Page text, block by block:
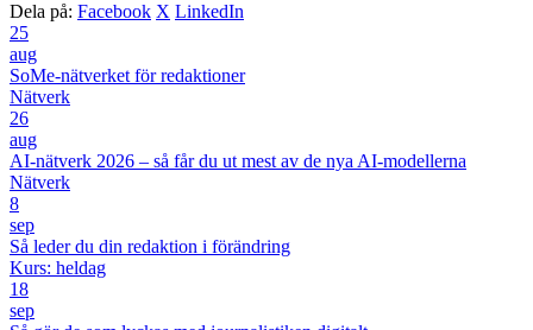
Dela på: Facebook X LinkedIn
25
aug
SoMe-nätverket för redaktioner
Nätverk
26
aug
AI-nätverk 2026 – så får du ut mest av de nya AI-modellerna
Nätverk
8
sep
Så leder du din redaktion i förändring
Kurs: heldag
18
sep